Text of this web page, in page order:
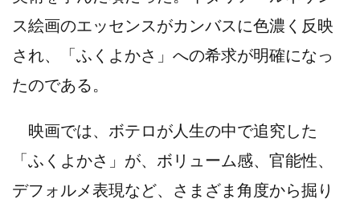
ス絵画のエッセンスがカンバスに色濃く反映
され、「ふくよかさ」への希求が明確になっ
たのである。
映画では、ボテロが人生の中で追究した
「ふくよかさ」が、ボリューム感、官能性、
デフォルメ表現など、さまざま角度から掘り